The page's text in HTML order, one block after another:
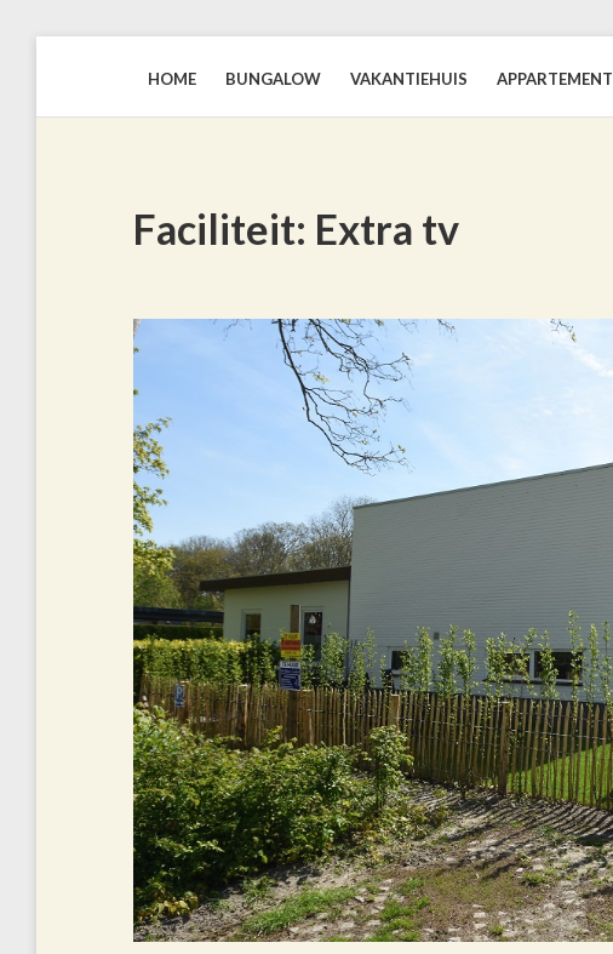
BLAUWEZEEDISTEL.NL
HOME BUNGALOW VAKANTIEHUIS APPARTEMENT
Faciliteit: Extra tv